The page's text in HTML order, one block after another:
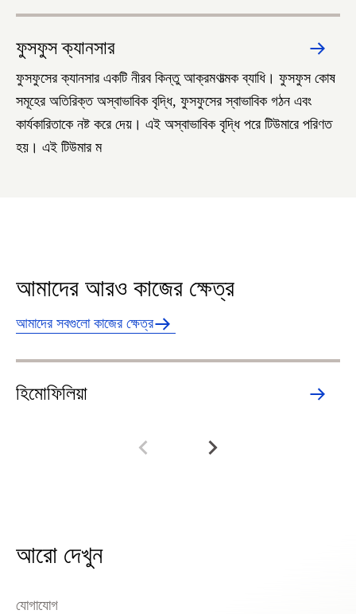
ফুসফুস ক্যানসার
ফুসফুসের ক্যানসার একটি নীরব কিন্তু আক্রমণাত্মক ব্যাধি। ফুসফুস কোষ
সমূহের অতিরিক্ত অস্বাভাবিক বৃদ্ধি, ফুসফুসের স্বাভাবিক গঠন এবং
কার্যকারিতাকে নষ্ট করে দেয়। এই অস্বাভাবিক বৃদ্ধি পরে টিউমারে পরিণত
হয়। এই টিউমার ম
আমাদের আরও কাজের ক্ষেত্র
আমাদের সবগুলো কাজের ক্ষেত্র
হিমোফিলিয়া
আরো দেখুন
যোগাযোগ